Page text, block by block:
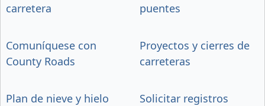
carretera
puentes
Comuníquese con
County Roads
Proyectos y cierres de
carreteras
Plan de nieve y hielo
Solicitar registros